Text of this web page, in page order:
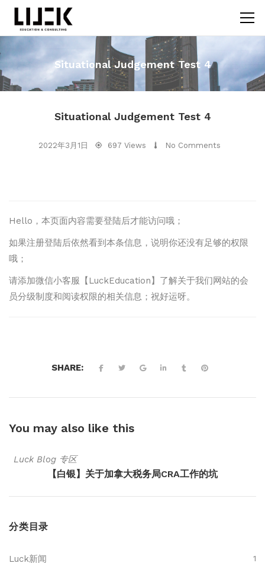
Situational Judgement Test 4
Situational Judgement Test 4
2022年3月1日 697 Views No Comments
Hello，本页面内容需要登陆后才能访问哦；
如果注册登陆后依然看到本条信息，说明你还没有足够的权限
哦；
请添加微信小客服【LuckEducation】了解关于我们网站的会
员分级制度和阅读权限的相关信息；祝好运呀。
SHARE:
You may also like this
Luck Blog 专区
【白银】关于加拿大税务局CRA工作的坑
分类目录
Luck新闻 1